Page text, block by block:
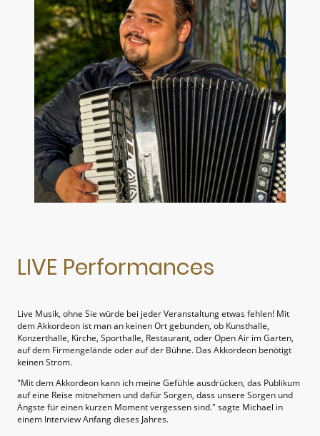
LIVE Performances
Live Musik, ohne Sie würde bei jeder Veranstaltung etwas fehlen! Mit
dem Akkordeon ist man an keinen Ort gebunden, ob Kunsthalle,
Konzerthalle, Kirche, Sporthalle, Restaurant, oder Open Air im Garten,
auf dem Firmengelände oder auf der Bühne. Das Akkordeon benötigt
keinen Strom.
"Mit dem Akkordeon kann ich meine Gefühle ausdrücken, das Publikum
auf eine Reise mitnehmen und dafür Sorgen, dass unsere Sorgen und
Ängste für einen kurzen Moment vergessen sind." sagte Michael in
einem Interview Anfang dieses Jahres.